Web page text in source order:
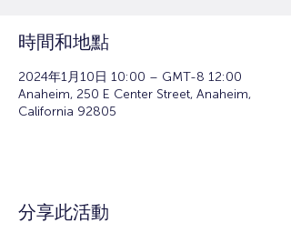
時間和地點
2024年1月10日 10:00 – GMT-8 12:00
Anaheim, 250 E Center Street, Anaheim,
California 92805
分享此活動